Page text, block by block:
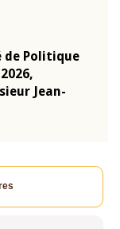
Politique
Jean-